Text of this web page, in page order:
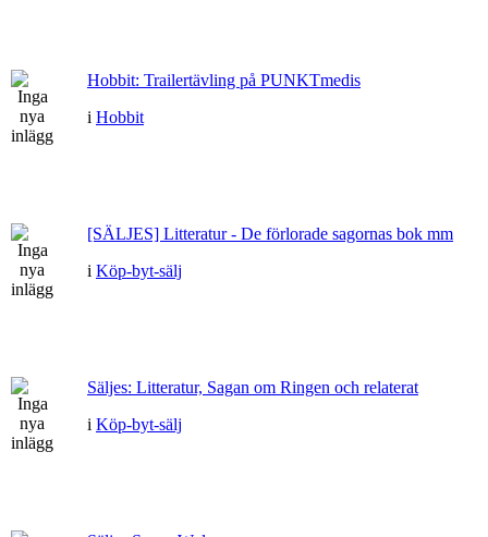
Hobbit: Trailertävling på PUNKTmedis
i Hobbit
[SÄLJES] Litteratur - De förlorade sagornas bok mm
i Köp-byt-sälj
Säljes: Litteratur, Sagan om Ringen och relaterat
i Köp-byt-sälj